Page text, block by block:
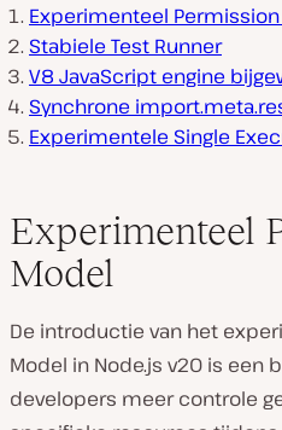
Experimenteel
Stabiele Test Runner
V8 JavaScript engine
Synchrone
Experimentele Single
Experimenteel
Model
De introductie van het
Model in Node.js v20 is een
developers meer controle